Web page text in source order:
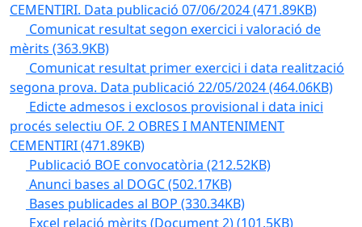
CEMENTIRI. Data publicació 07/06/2024(471.89KB)
Comunicat resultat segon exercici i valoració de
mèrits (363.9KB)
Comunicat resultat primer exercici i data realització
segona prova. Data publicació 22/05/2024(464.06KB)
Edicte admesos i exclosos provisional i data inici
procés selectiu OF. 2 OBRES I MANTENIMENT
CEMENTIRI(471.89KB)
Publicació BOE convocatòria (212.52KB)
Anunci bases al DOGC(502.17KB)
Bases publicades al BOP (330.34KB)
Excel relació mèrits (Document 2)(101.5KB)